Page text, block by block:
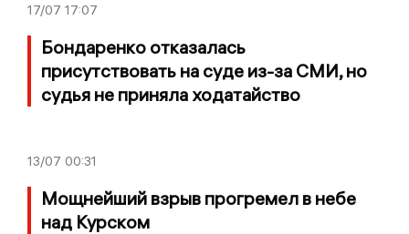
17/07 17:07
Бондаренко отказалась
присутствовать на суде из-за СМИ, но
судья не приняла ходатайство
13/07 00:31
Мощнейший взрыв прогремел в небе
над Курском